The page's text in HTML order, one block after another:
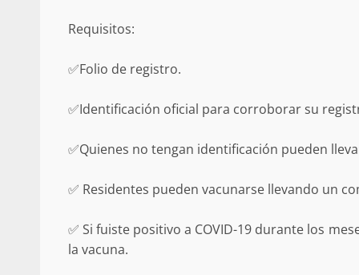
Requisitos:
✅Folio de registro.
✅Identificación oficial para corroborar su
✅Quienes no tengan identificación pueden
✅ Residentes pueden vacunarse llevando un
✅ Si fuiste positivo a COVID-19 durante los
la vacuna.
Se normaliza la circulación
Tapanatepec
22 octubre 2024